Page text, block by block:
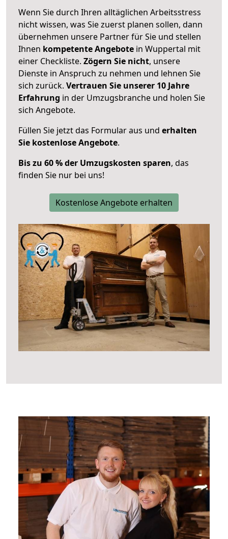
Wenn Sie durch Ihren alltäglichen Arbeitsstress
nicht wissen, was Sie zuerst planen sollen, dann
übernehmen unsere Partner für Sie und stellen
Ihnen kompetente Angebote in Wuppertal mit
einer Checkliste. Zögern Sie nicht, unsere
Dienste in Anspruch zu nehmen und lehnen Sie
sich zurück. Vertrauen Sie unserer 10 Jahre
Erfahrung in der Umzugsbranche und holen Sie
sich Angebote.
Füllen Sie jetzt das Formular aus und erhalten
Sie kostenlose Angebote.
Bis zu 60 % der Umzugskosten sparen, das
finden Sie nur bei uns!
Kostenlose Angebote erhalten